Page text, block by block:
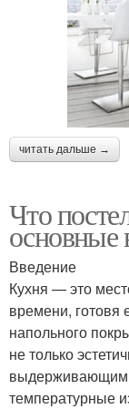
читать дальше →
Что
основные
Введение
Кухня — это
времени,
напольного
не только
выдерживающим
температурные